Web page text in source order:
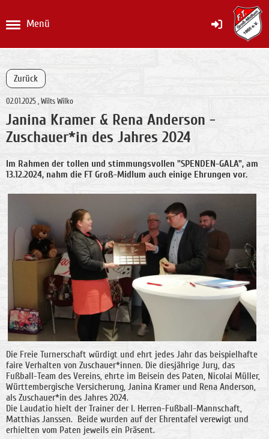
Menü
Zurück
02.01.2025 , Wilts Wilko
Janina Kramer & Rena Anderson -
Zuschauer*in des Jahres 2024
Im Rahmen der tollen und stimmungsvollen "SPENDEN-GALA", am
13.12.2024, nahm die FT Groß-Midlum auch einige Ehrungen vor.
Die Freie Turnerschaft würdigt und ehrt jedes Jahr das beispielhafte
faire Verhalten von Zuschauer*innen. Die diesjährige Jury, das
Fußball-Team des Vereins, ehrte im Beisein des Paten, Nicolai Müller,
Württembergische Versicherung, Janina Kramer und Rena Anderson,
als Zuschauer*in des Jahres 2024.
Die Laudatio hielt der Trainer der I. Herren-Fußball-Mannschaft,
Matthias Janssen. Beide wurden auf der Ehrentafel verewigt und
erhielten vom Paten jeweils ein Präsent.